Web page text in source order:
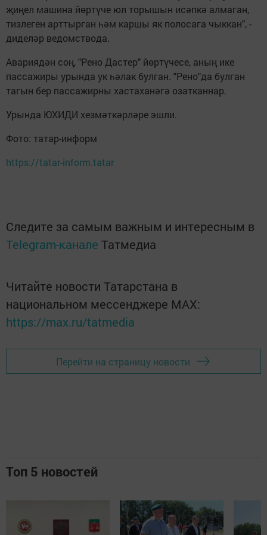
җиңел машина йөртүче юл торышын исәпкә алмаган,
тизлеген арттырган һәм каршы як полосага чыккан", -
диделәр ведомствода.
Авариядән соң, "Рено Дастер" йөртүчесе, аның ике
пассажиры урында ук һәлак булган. "Рено"да булган
тагын бер пассажирны хастаханәгә озатканнар.
Урында ЮХИДИ хезмәткәрләре эшли.
Фото: татар-информ
https://tatar-inform.tatar
Следите за самым важным и интересным в
Telegram-канале Татмедиа
Читайте новости Татарстана в
национальном мессенджере MАХ:
https://max.ru/tatmedia
Перейти на страницу новости
Топ 5 новостей